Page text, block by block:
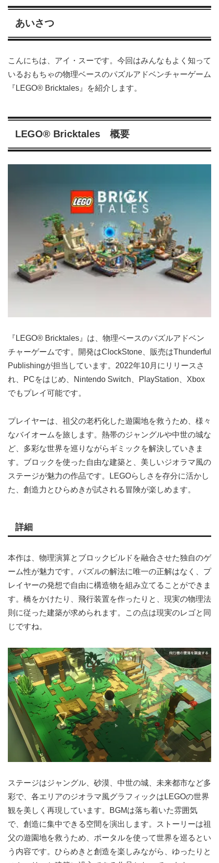
あいさつ
こんにちは、アイ・スーです。今回はみんなもよく知って
いるおもちゃの物理ベースのパズルアドベンチャーゲーム
『LEGO® Bricktales』を紹介します。
LEGO® Bricktales 概要
『LEGO® Bricktales』は、物理ベースのパズルアドベン
チャーゲームです。開発はClockStone、販売はThunderful
Publishingが担当しています。2022年10月にリリースさ
れ、PCをはじめ、Nintendo Switch、PlayStation、Xbox
でもプレイ可能です。
プレイヤーは、祖父の老朽化した遊園地を救うため、様々
なバイオームを旅します。熱帯のジャングルや中世の城な
ど、多彩な世界を巡りながらギミックを解決していきま
す。ブロックを使った自由な建築と、美しいジオラマ風の
ステージが魅力の作品です。LEGOらしさを存分に活かし
た、創造力とひらめきが試される冒険が楽しめます。
詳細
本作は、物理演算とブロックビルドを融合させた独自のゲ
ーム性が魅力です。パズルの解法に唯一の正解はなく、プ
レイヤーの発想で自由に構造物を組み立てることができま
す。橋をかけたり、飛行装置を作ったりと、現実の物理法
則に従った建築が求められます。この点は現実のレゴと同
じですね。
ステージはジャングル、砂漠、中世の城、未来都市など多
彩で、各エリアのジオラマ風グラフィックはLEGOの世界
観を美しく再現しています。BGMは落ち着いた雰囲気
で、創造に集中できる空間を演出します。ストーリーは祖
父の遊園地を救うため、ポータルを使って世界を巡るとい
う内容です。ひらめきと創造を楽しみながら、ゆったりと